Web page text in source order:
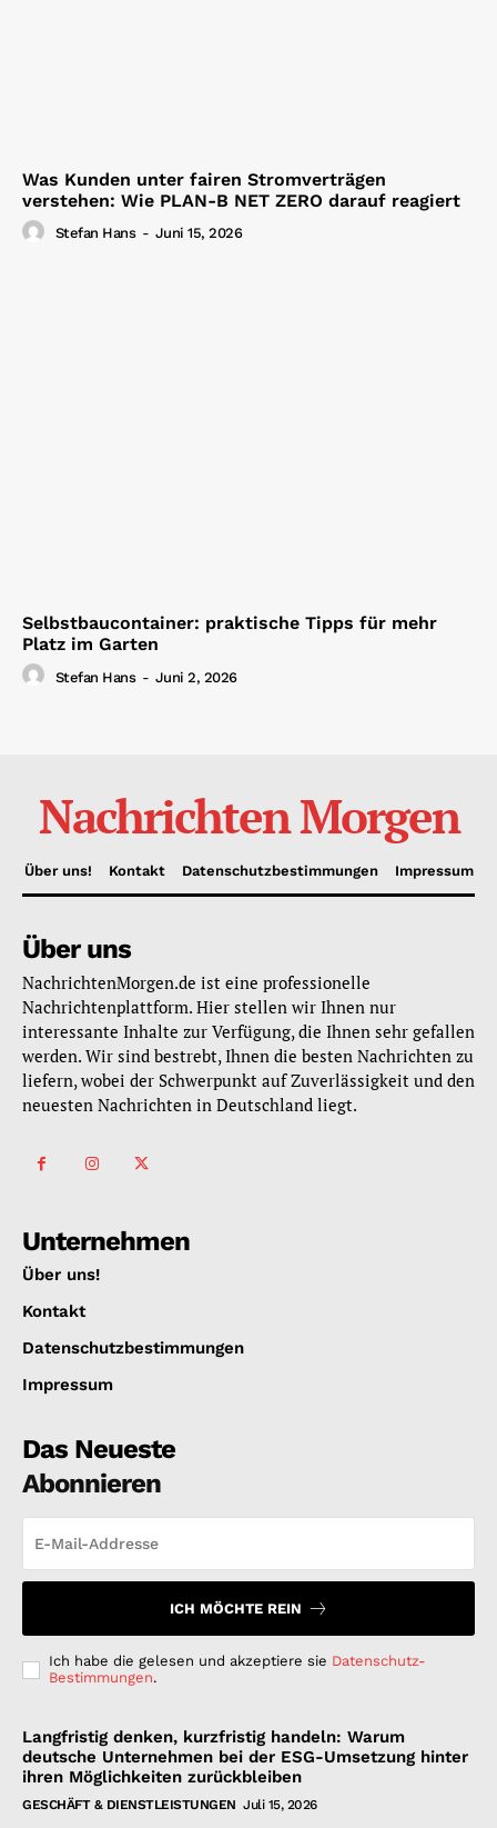
Was Kunden unter fairen Stromverträgen
verstehen: Wie PLAN-B NET ZERO darauf reagiert
Stefan Hans - Juni 15, 2026
Selbstbaucontainer: praktische Tipps für mehr
Platz im Garten
Stefan Hans - Juni 2, 2026
Nachrichten Morgen
Über uns! Kontakt Datenschutzbestimmungen Impressum
Über uns
NachrichtenMorgen.de ist eine professionelle
Nachrichtenplattform. Hier stellen wir Ihnen nur
interessante Inhalte zur Verfügung, die Ihnen sehr gefallen
werden. Wir sind bestrebt, Ihnen die besten Nachrichten zu
liefern, wobei der Schwerpunkt auf Zuverlässigkeit und den
neuesten Nachrichten in Deutschland liegt.
Unternehmen
Über uns!
Kontakt
Datenschutzbestimmungen
Impressum
Das Neueste
Abonnieren
ICH MÖCHTE REIN
Ich habe die gelesen und akzeptiere sie Datenschutz-
Bestimmungen.
Langfristig denken, kurzfristig handeln: Warum
deutsche Unternehmen bei der ESG-Umsetzung hinter
ihren Möglichkeiten zurückbleiben
GESCHÄFT & DIENSTLEISTUNGEN Juli 15, 2026